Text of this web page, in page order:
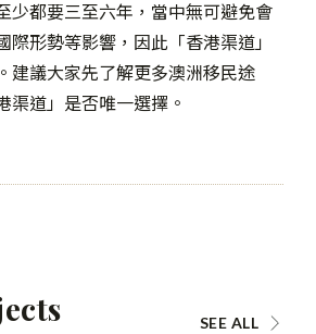
少都要三至六年，當中無可避免會
際形勢等影響，因此「香港渠道」
建議大家先了解更多澳洲移民途
渠道」是否唯一選擇。
SEE ALL